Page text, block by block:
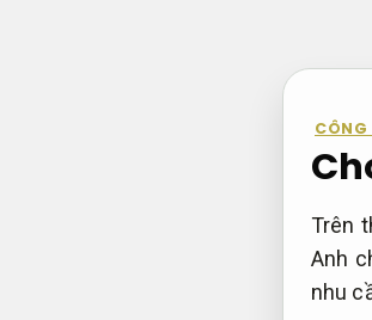
CÔNG
Trên
Anh
nhu